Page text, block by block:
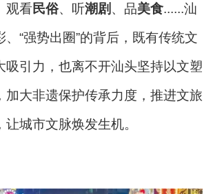
观看民俗、听潮剧 、品美食......汕
、“强势出圈”的背后，既有传统文
吸引力，也离不开汕头坚持以文塑
加大非遗保护传承力度，推进文旅
城市文脉焕发生机。